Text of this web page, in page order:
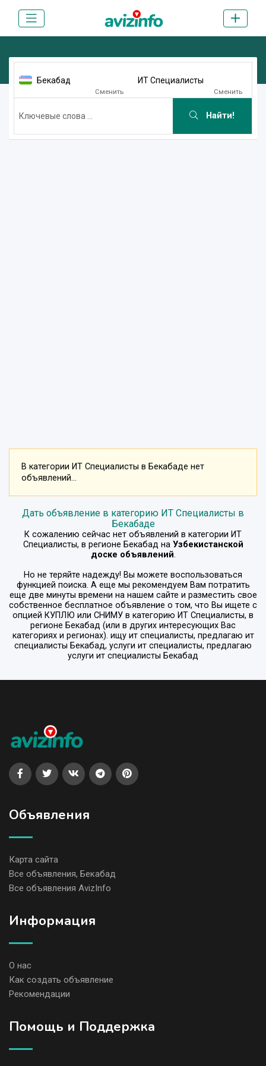
Бекабад
Сменить
ИТ Специалисты
Сменить
Найти!
В категории ИТ Специалисты в Бекабаде нет
объявлений...
Дать объявление в категорию ИТ Специалисты в
Бекабаде
К сожалению сейчас нет объявлений в категории ИТ
Специалисты, в регионе Бекабад на Узбекистанской
доске объявлений.
Но не теряйте надежду! Вы можете воспользоваться
функцией поиска. А еще мы рекомендуем Вам потратить
еще две минуты времени на нашем сайте и разместить свое
собственное бесплатное объявление о том, что Вы ищете с
опцией КУПЛЮ или СНИМУ в категорию ИТ Специалисты, в
регионе Бекабад (или в других интересующих Вас
категориях и регионах). ищу ит специалисты, предлагаю ит
специалисты Бекабад, услуги ит специалисты, предлагаю
услуги ит специалисты Бекабад
Объявления
Карта сайта
Все объявления, Бекабад
Все объявления AvizInfo
Информация
О нас
Как создать объявление
Рекомендации
Помощь и Поддержка